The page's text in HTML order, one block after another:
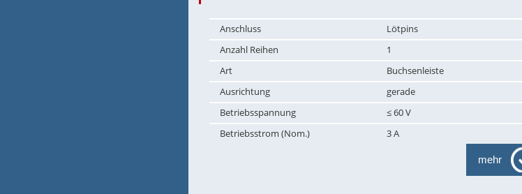
Anschluss
Lötpins
Anzahl Reihen
1
Art
Buchsenleiste
Ausrichtung
gerade
Betriebsspannung
≤ 60 V
Betriebsstrom (Nom.)
3 A
mehr